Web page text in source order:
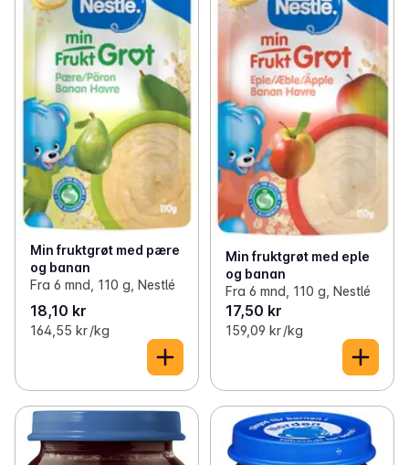
Min fruktgrøt med pære
og banan
Fra 6 mnd, 110 g, Nestlé
18,10 kr
164,55 kr /kg
Min fruktgrøt med eple
og banan
Fra 6 mnd, 110 g, Nestlé
17,50 kr
159,09 kr /kg